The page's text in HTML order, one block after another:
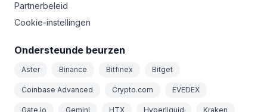
Partnerbeleid
Cookie-instellingen
Ondersteunde beurzen
Aster Binance Bitfinex Bitget
Coinbase Advanced Crypto.com EVEDEX
Gate.io Gemini HTX Hyperliquid Kraken